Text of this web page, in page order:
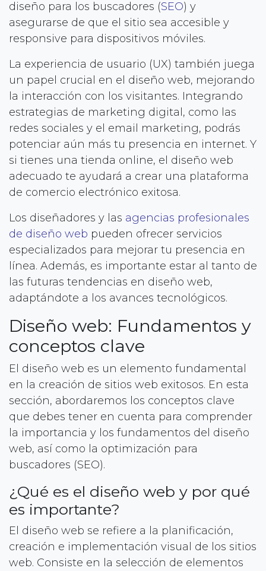
diseño para los buscadores (SEO) y
asegurarse de que el sitio sea accesible y
responsive para dispositivos móviles.
La experiencia de usuario (UX) también juega
un papel crucial en el diseño web, mejorando
la interacción con los visitantes. Integrando
estrategias de marketing digital, como las
redes sociales y el email marketing, podrás
potenciar aún más tu presencia en internet. Y
si tienes una tienda online, el diseño web
adecuado te ayudará a crear una plataforma
de comercio electrónico exitosa.
Los diseñadores y las agencias profesionales
de diseño web pueden ofrecer servicios
especializados para mejorar tu presencia en
línea. Además, es importante estar al tanto de
las futuras tendencias en diseño web,
adaptándote a los avances tecnológicos.
Diseño web: Fundamentos y
conceptos clave
El diseño web es un elemento fundamental
en la creación de sitios web exitosos. En esta
sección, abordaremos los conceptos clave
que debes tener en cuenta para comprender
la importancia y los fundamentos del diseño
web, así como la optimización para
buscadores (SEO).
¿Qué es el diseño web y por qué
es importante?
El diseño web se refiere a la planificación,
creación e implementación visual de los sitios
web. Consiste en la selección de elementos